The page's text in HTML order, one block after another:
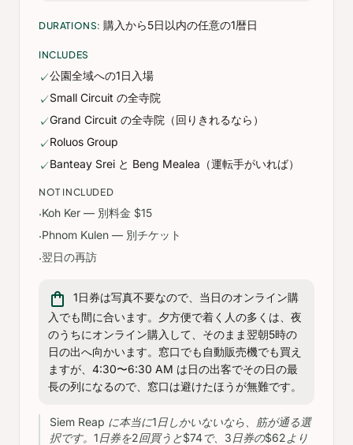
DURATIONS: 購入から5日以内の任意の1暦日
INCLUDES
✓公園全域への1日入場
✓Small Circuit の全寺院
✓Grand Circuit の全寺院（回りきれるなら）
✓Roluos Group
✓Banteay Srei と Beng Mealea（運転手がいれば）
NOT INCLUDED
·Koh Ker — 別料金 $15
·Phnom Kulen — 別チケット
·翌日の再訪
shopping_bag
1日券は写真不要なので、当日のオンライン購
入でも間に合います。夕方便で着く人の多くは、夜
のうちにオンライン購入して、そのまま翌朝5時の
日の出へ向かいます。窓口でも自動販売機でも買え
ますが、4:30〜6:30 AM は日の出客でその日の最
長の列になるので、窓口は避けたほうが無難です。
Siem Reap に本当に1日しかいないなら、筋が通る選
択です。1日券を2回買うと$74で、3日券の$62より